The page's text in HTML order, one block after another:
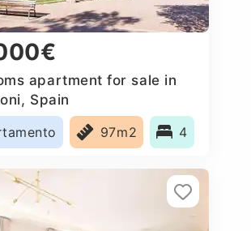
apartment for sale in
Spain
97m2 4